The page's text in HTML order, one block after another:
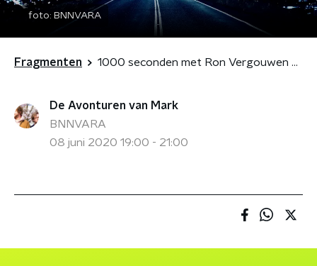
foto: BNNVARA
Fragmenten 1000 seconden met Ron Vergouwen over o.a. de terugkeer van Big Brother!
De Avonturen van Mark
BNNVARA
08 juni 2020 19:00 - 21:00